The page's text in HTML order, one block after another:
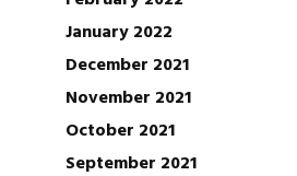
January 2022
December 2021
November 2021
October 2021
September 2021